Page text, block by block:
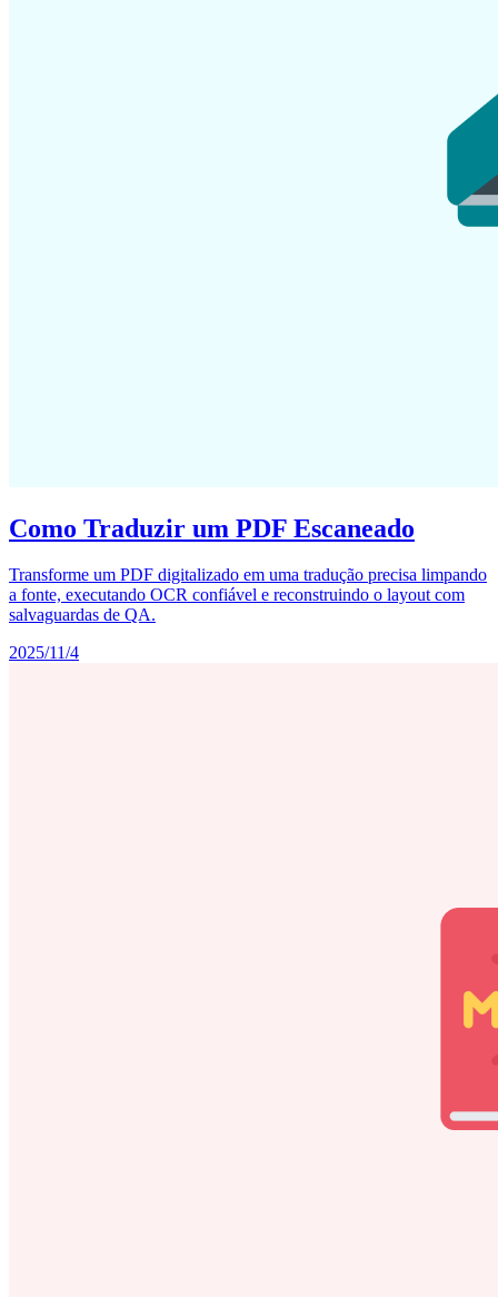
Como Traduzir um PDF Escaneado
Transforme um PDF digitalizado em uma tradução precisa limpando
a fonte, executando OCR confiável e reconstruindo o layout com
salvaguardas de QA.
2025/11/4